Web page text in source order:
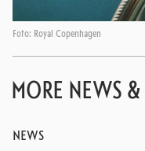
Foto: Royal Copenhagen
MORE NEWS &
NEWS